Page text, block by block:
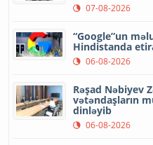
07-08-2026
“Google”un
Hindistanda
06-08-2026
Rəşad Nəbiyev
vətəndaşların
dinləyib
06-08-2026